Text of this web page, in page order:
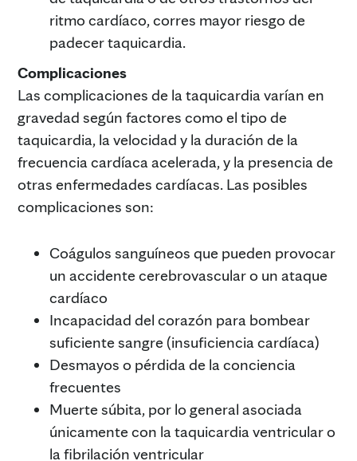
ritmo cardíaco, corres mayor riesgo de
padecer taquicardia.
Complicaciones
Las complicaciones de la taquicardia varían en
gravedad según factores como el tipo de
taquicardia, la velocidad y la duración de la
frecuencia cardíaca acelerada, y la presencia de
otras enfermedades cardíacas. Las posibles
complicaciones son:
Coágulos sanguíneos que pueden provocar
un accidente cerebrovascular o un ataque
cardíaco
Incapacidad del corazón para bombear
suficiente sangre (insuficiencia cardíaca)
Desmayos o pérdida de la conciencia
frecuentes
Muerte súbita, por lo general asociada
únicamente con la taquicardia ventricular o
la fibrilación ventricular